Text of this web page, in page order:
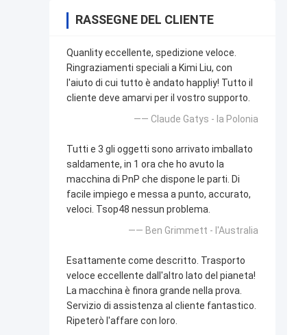
RASSEGNE DEL CLIENTE
Quanlity eccellente, spedizione veloce.
Ringraziamenti speciali a Kimi Liu, con
l'aiuto di cui tutto è andato happliy! Tutto il
cliente deve amarvi per il vostro supporto.
—— Claude Gatys - la Polonia
Tutti e 3 gli oggetti sono arrivato imballato
saldamente, in 1 ora che ho avuto la
macchina di PnP che dispone le parti. Di
facile impiego e messa a punto, accurato,
veloci. Tsop48 nessun problema.
—— Ben Grimmett - l'Australia
Esattamente come descritto. Trasporto
veloce eccellente dall'altro lato del pianeta!
La macchina è finora grande nella prova.
Servizio di assistenza al cliente fantastico.
Ripeterò l'affare con loro.